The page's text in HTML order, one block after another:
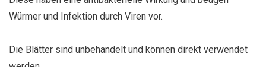
Würmer und Infektion durch Viren vor.
Die Blätter sind unbehandelt und können direkt verwendet